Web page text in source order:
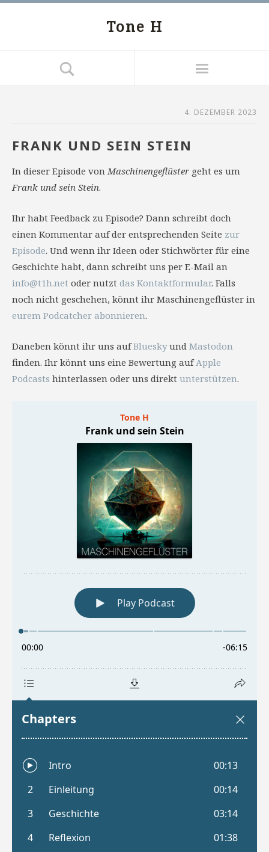
Tone H
4. DEZEMBER 2023
FRANK UND SEIN STEIN
In dieser Episode vonMaschinengeflüster geht es um
Frank und sein Stein.
Ihr habt Feedback zu Episode? Dann schreibt doch
einen Kommentar auf der entsprechenden Seite zur
Episode. Und wenn ihr Ideen oder Stichwörter für eine
Geschichte habt, dann schreibt uns per E-Mail an
info@t1h.net oder nutzt das Kontaktformular. Falls
noch nicht geschehen, könnt ihr Maschinengeflüster in
eurem Podcatcher abonnieren.
Daneben könnt ihr uns aufBlueskyund Mastodon
finden. Ihr könnt uns eine Bewertung aufApple
Podcasts hinterlassen oder uns direkt unterstützen.